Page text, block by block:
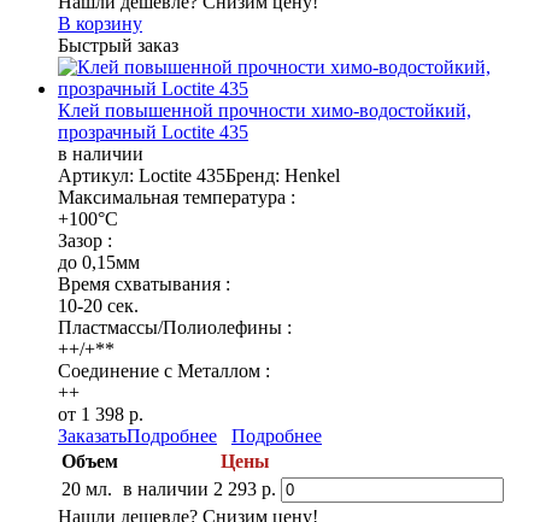
В корзину
Быстрый заказ
Клей повышенной прочности химо-водостойкий,
прозрачный Loctite 435
в наличии
Артикул: Loctite 435Бренд: Henkel
Максимальная температура :
+100°C
Зазор :
до 0,15мм
Время схватывания :
10-20 сек.
Пластмассы/Полиолефины :
++/+**
Соединение с Металлом :
++
от 1 398 р.
ЗаказатьПодробнее
Подробнее
Объем
Цены
20 мл. в наличии 2 293 р.
Нашли дешевле? Снизим цену!